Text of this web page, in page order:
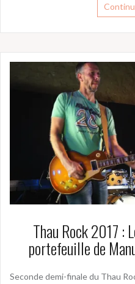
Thau Rock 2017 :
portefeuille de
Seconde demi-finale du Thau